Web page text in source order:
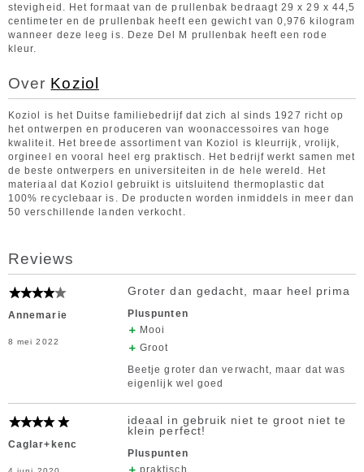
stevigheid. Het formaat van de prullenbak bedraagt 29 x 29 x 44,5
centimeter en de prullenbak heeft een gewicht van 0,976 kilogram
wanneer deze leeg is. Deze Del M prullenbak heeft een rode
kleur.
Over Koziol
Koziol is het Duitse familiebedrijf dat zich al sinds 1927 richt op
het ontwerpen en produceren van woonaccessoires van hoge
kwaliteit. Het breede assortiment van Koziol is kleurrijk, vrolijk,
orgineel en vooral heel erg praktisch. Het bedrijf werkt samen met
de beste ontwerpers en universiteiten in de hele wereld. Het
materiaal dat Koziol gebruikt is uitsluitend thermoplastic dat
100% recyclebaar is. De producten worden inmiddels in meer dan
50 verschillende landen verkocht.
Reviews
Annemarie
8 mei 2022
Groter dan gedacht, maar heel prima
Pluspunten
Mooi
Groot
Beetje groter dan verwacht, maar dat was
eigenlijk wel goed
Caglar+kenc
ideaal in gebruik niet te groot niet te
klein perfect!
Pluspunten
praktisch